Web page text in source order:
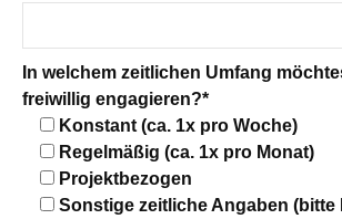
In welchem zeitlichen Umfang
freiwillig engagieren?*
Konstant (ca. 1x pro Woche)
Regelmäßig (ca. 1x pro Monat)
Projektbezogen
Sonstige zeitliche Angaben (bitte